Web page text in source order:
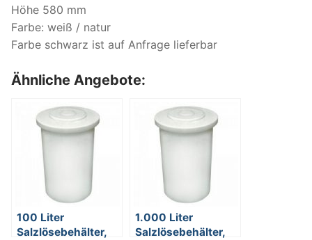
Höhe 580 mm
Farbe: weiß / natur
Farbe schwarz ist auf Anfrage lieferbar
Ähnliche Angebote:
100 Liter
Salzlösebehälter,
1.000 Liter
Salzlösebehälter,